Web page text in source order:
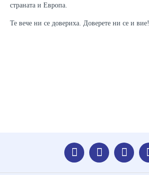
страната и Европа.
Те вече ни се довериха. Доверете ни се и вие!